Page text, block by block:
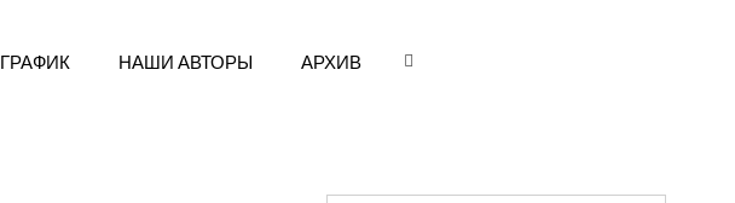
ГРАФИК НАШИ АВТОРЫ АРХИВ